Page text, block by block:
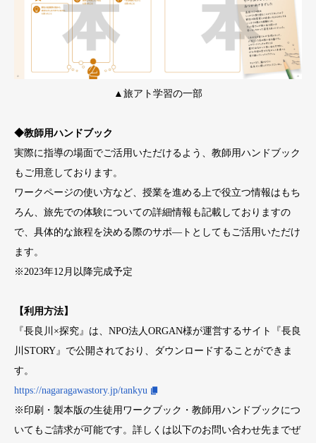
▲旅アト学習の一部
◆教師用ハンドブック
実際に指導の場面でご活用いただけるよう、教師用ハンドブック
もご用意しております。
ワークページの使い方など、授業を進める上で役立つ情報はもち
ろん、旅先での体験についての詳細情報も記載しておりますの
で、具体的な旅程を決める際のサポ―トとしてもご活用いただけ
ます。
※2023年12月以降完成予定
【利用方法】
『長良川×探究』は、NPO法人ORGAN様が運営するサイト『長良
川STORY』で公開されており、ダウンロードすることができま
す。
https://nagaragawastory.jp/tankyu
※印刷・製本版の生徒用ワークブック・教師用ハンドブックにつ
いてもご請求が可能です。詳しくは以下のお問い合わせ先までぜ